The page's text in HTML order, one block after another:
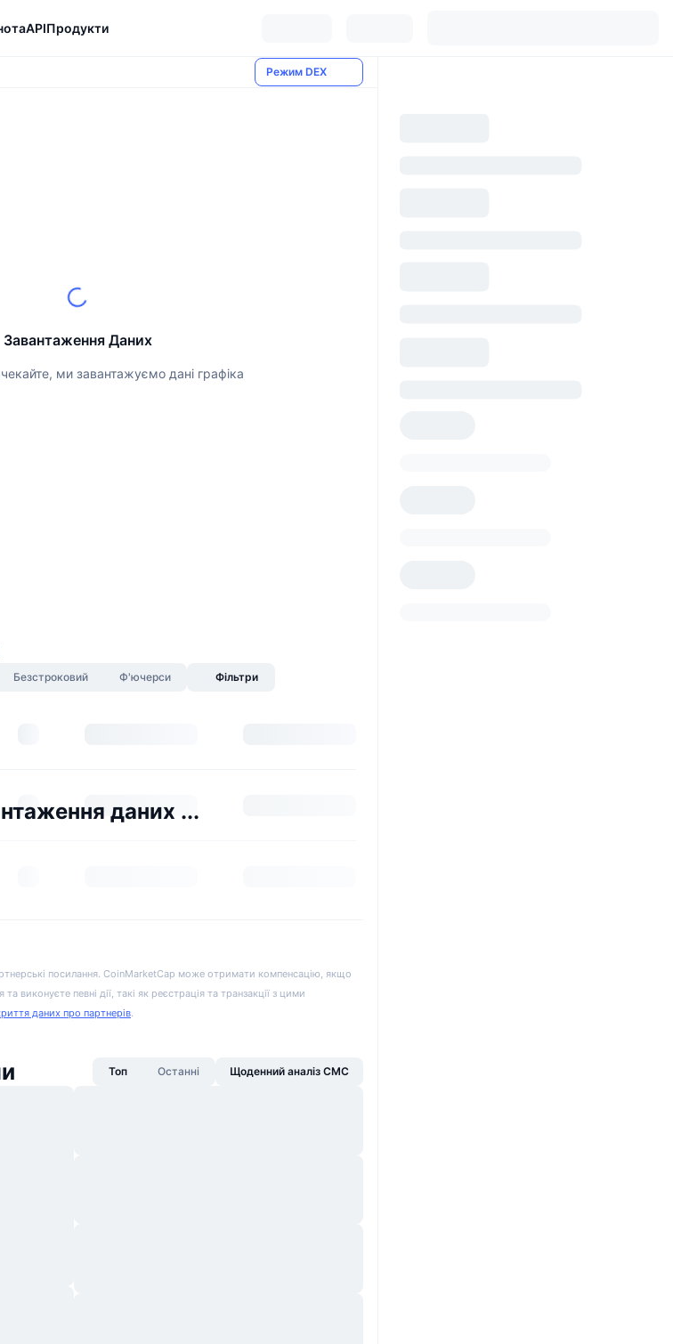
APIПродукти
Режим DEX
Завантаження Даних
ми завантажуємо дані графіка
Безстроковий Ф'ючерси Фільтри
даних ...
посилання. CoinMarketCap може отримати компенсацію, якщо
виконуєте певні дії, такі як реєстрація та транзакції з цими
даних про партнерів.
Топ Останні Щоденний аналіз CMC